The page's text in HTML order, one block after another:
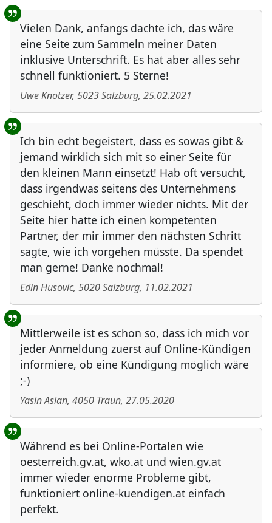
Vielen Dank, anfangs dachte ich, das wäre
eine Seite zum Sammeln meiner Daten
inklusive Unterschrift. Es hat aber alles sehr
schnell funktioniert. 5 Sterne!
Uwe Knotzer, 5023Salzburg, 25.02.2021
Ich bin echt begeistert, dass es sowas gibt &
jemand wirklich sich mit so einer Seite für
den kleinen Mann einsetzt! Hab oft versucht,
dass irgendwas seitens des Unternehmens
geschieht, doch immer wieder nichts. Mit der
Seite hier hatte ich einen kompetenten
Partner, der mir immer den nächsten Schritt
sagte, wie ich vorgehen müsste. Da spendet
man gerne! Danke nochmal!
Edin Husovic, 5020Salzburg, 11.02.2021
Mittlerweile ist es schon so, dass ich mich vor
jeder Anmeldung zuerst auf Online-Kündigen
informiere, ob eine Kündigung möglich wäre
;-)
Yasin Aslan, 4050 Traun, 27.05.2020
Während es bei Online-Portalen wie
oesterreich.gv.at, wko.at und wien.gv.at
immer wieder enorme Probleme gibt,
funktioniert online-kuendigen.at einfach
perfekt.